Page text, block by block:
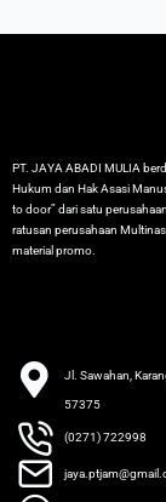
PT. JAYA ABADI MULIA
Hukum dan Hak Asasi
to door” dari satu
ratusan perusahaan
material promo.
Jl. Sawahan,
57375
(0271) 722998